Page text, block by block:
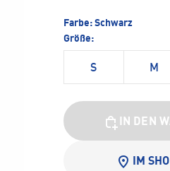
Farbe: Schwarz
Größe:
S M
IN DEN
IM